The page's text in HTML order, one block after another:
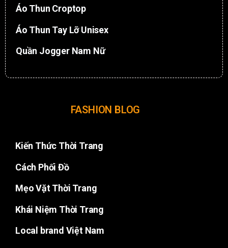
Áo Thun Croptop
Áo Thun Tay Lỡ Unisex
Quần Jogger Nam Nữ
FASHION BLOG
Kiến Thức Thời Trang
Cách Phối Đồ
Mẹo Vặt Thời Trang
Khái Niệm Thời Trang
Local brand Việt Nam